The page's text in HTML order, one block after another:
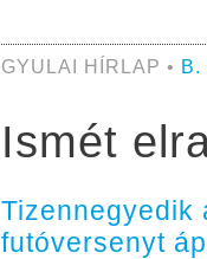
GYULAI HÍRLAP • B.
Ismét
Tizennegyedik
futóversenyt